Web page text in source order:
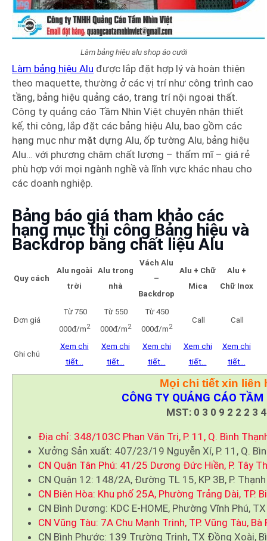
Làm bảng hiệu alu shop áo cưới
Làm bảng hiệu Alu được lắp đặt hợp lý và hoàn thiện
theo maquette, thường ở các vị trí như công trình cao
tầng, bảng hiệu quảng cáo, trang trí nội ngoại thất.
Công ty quảng cáo Tầm Nhìn Việt chuyên nhận thiết
kế, thi công, lắp đặt các bảng hiệu Alu, bao gồm các
hạng mục như mặt dựng Alu, ốp tường Alu, bảng hiệu
Alu… với phương châm chất lượng – thẩm mĩ – giá rẻ
phù hợp với mọi ngành nghề và lĩnh vực khác nhau cho
các doanh nghiệp.
Bảng báo giá tham khảo các
hạng mục thi công Bảng hiệu và
Backdrop bằng chất liệu Alu
Quy cách
Alu ngoài
trời
Alu trong
nhà
Vách Alu
–
Backdrop
Alu + Chữ
Mica
Alu +
Chữ Inox
Đơn giá
Từ 750
000đ/m2
Từ 550
000đ/m2
Từ 450
000đ/m2
Call Call
Ghi chú
Xem chi
tiết…
Xem chi
tiết…
Xem chi
tiết…
Xem chi
tiết…
Xem chi
tiết…
Mọi chi tiết xin liên
CÔNG TY QUẢNG CÁO
MST: 0 3 0 9 2 2 2 3
Địa chỉ: 348/103C Phan Văn Trị, P. 11, Q. Bình
Xưởng Sản xuất: 407/23/19 Nguyễn Xí, P. 11, Q.
CN Quận Tân Phú: 41/25 Dương Đức Hiền, P. Tây
CN Quận 12: 148/2A, Đường TL 15, KP 3B, P.
CN Biên Hòa: Khu phố 25A, Phường Trảng Dài, TP.
CN Bình Dương: KDC E-HOME, Phường Vĩnh Phú,
CN Vũng Tàu: 7A Chu Mạnh Trinh, TP. Vũng Tàu, Bà
CN Bình Phước: 139 Trường Trinh, TX Đồng Xoài,